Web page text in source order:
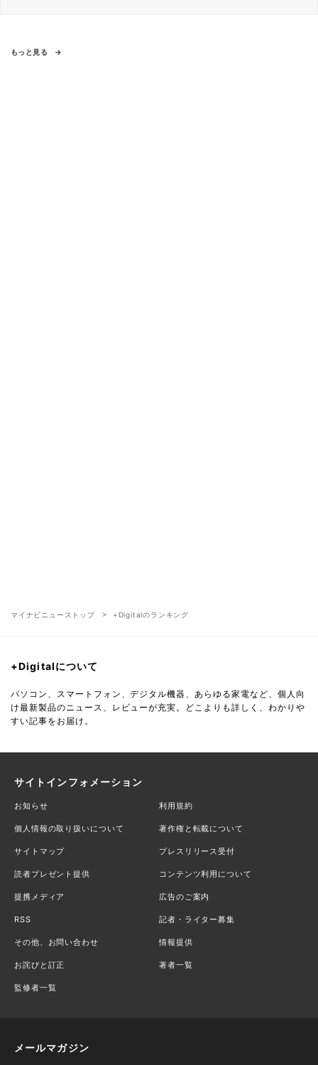
もっと見る
マイナビニューストップ +Digitalのランキング
+Digitalについて
パソコン、スマートフォン、デジタル機器、あらゆる家電など、個人向
け最新製品のニュース、レビューが充実。どこよりも詳しく、わかりや
すい記事をお届け。
サイトインフォメーション
お知らせ 利用規約
個人情報の取り扱いについて 著作権と転載について
サイトマップ プレスリリース受付
読者プレゼント提供 コンテンツ利用について
提携メディア 広告のご案内
RSS 記者・ライター募集
その他、お問い合わせ 情報提供
お詫びと訂正 著者一覧
監修者一覧
メールマガジン